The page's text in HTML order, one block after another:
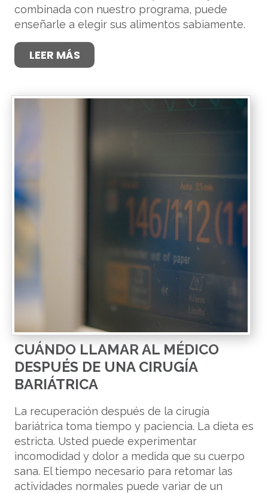
combinada con nuestro programa, puede
enseñarle a elegir sus alimentos sabiamente.
LEER MÁS
CUÁNDO LLAMAR AL MÉDICO
DESPUÉS DE UNA CIRUGÍA
BARIÁTRICA
La recuperación después de la cirugía
bariátrica toma tiempo y paciencia. La dieta es
estricta. Usted puede experimentar
incomodidad y dolor a medida que su cuerpo
sana. El tiempo necesario para retomar las
actividades normales puede variar de un